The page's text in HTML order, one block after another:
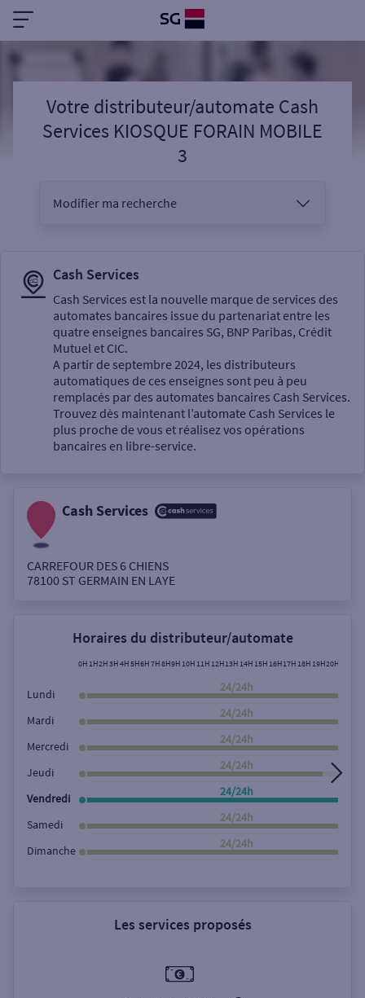
Votre distributeur/automate Cash
Services KIOSQUE FORAIN MOBILE
3
Modifier ma recherche
Sélectionnez votre recherche
Un service
Autour de moi
Rue
Cash Services
Cash Services est la nouvelle marque de services des
automates bancaires issue du partenariat entre les
quatre enseignes bancaires SG, BNP Paribas, Crédit
Mutuel et CIC.
A partir de septembre 2024, les distributeurs
automatiques de ces enseignes sont peu à peu
remplacés par des automates bancaires Cash Services.
Trouvez dès maintenant l’automate Cash Services le
plus proche de vous et réalisez vos opérations
bancaires en libre-service.
Cash Services
CARREFOUR DES 6 CHIENS
78100 ST GERMAIN EN LAYE
Horaires du distributeur/automate
0H 1H2H3H4H5H6H7H8H9H 10H 11H 12H13H 14H 15H 16H17H 18H 19H20H
Lundi
24/24h
Mardi
24/24h
Mercredi
24/24h
Jeudi
24/24h
Vendredi
24/24h
Samedi
24/24h
Dimanche
24/24h
Les services proposés